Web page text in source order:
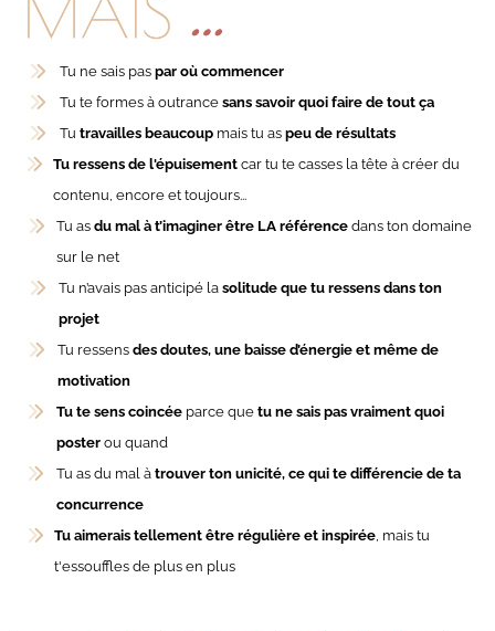
Tu ne sais pas par où commencer
Tu te formes à outrance sans savoir quoi faire de tout ça
Tu travailles beaucoupmais tu as peu de résultats
Tu ressens de l'épuisementcar tu te casses la tête à créer du
contenu, encore et toujours...
Tu asdu mal à t’imaginer être LA référence dans ton domaine
sur le net
Tu n’avais pas anticipé lasolitude que tu ressens dans ton
projet
Tu ressensdes doutes, une baisse d’énergie et même de
motivation
Tu te sens coincée parce que tu ne sais pas vraiment quoi
posterou quand
Tu as du mal à trouver ton unicité, ce qui te différencie de ta
concurrence
Tu aimerais tellement être régulière et inspirée, mais tu
t'essouffles de plus en plus